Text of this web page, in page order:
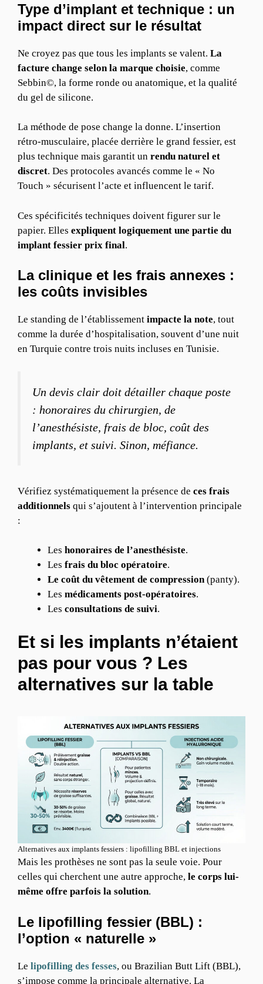
Type d’implant et technique : un
impact direct sur le résultat
Ne croyez pas que tous les implants se valent. La
facture change selon la marque choisie, comme
Sebbin©, la forme ronde ou anatomique, et la qualité
du gel de silicone.
La méthode de pose change la donne. L’insertion
rétro-musculaire, placée derrière le grand fessier, est
plus technique mais garantit un rendu naturel et
discret. Des protocoles avancés comme le « No
Touch » sécurisent l’acte et influencent le tarif.
Ces spécificités techniques doivent figurer sur le
papier. Elles expliquent logiquement une partie du
implant fessier prix final.
La clinique et les frais annexes :
les coûts invisibles
Le standing de l’établissement impacte la note, tout
comme la durée d’hospitalisation, souvent d’une nuit
en Turquie contre trois nuits incluses en Tunisie.
Un devis clair doit détailler chaque poste
: honoraires du chirurgien, de
l’anesthésiste, frais de bloc, coût des
implants, et suivi. Sinon, méfiance.
Vérifiez systématiquement la présence de ces frais
additionnels qui s’ajoutent à l’intervention principale
:
Les honoraires de l’anesthésiste.
Les frais du bloc opératoire.
Le coût du vêtement de compression(panty).
Les médicaments post-opératoires.
Les consultations de suivi.
Et si les implants n’étaient
pas pour vous ? Les
alternatives sur la table
Alternatives aux implants fessiers : lipofilling BBL et injections
Mais les prothèses ne sont pas la seule voie. Pour
celles qui cherchent une autre approche, le corps lui-
même offre parfois la solution.
Le lipofilling fessier (BBL) :
l’option « naturelle »
Le lipofilling des fesses, ou Brazilian Butt Lift (BBL),
s’impose comme la principale alternative. La